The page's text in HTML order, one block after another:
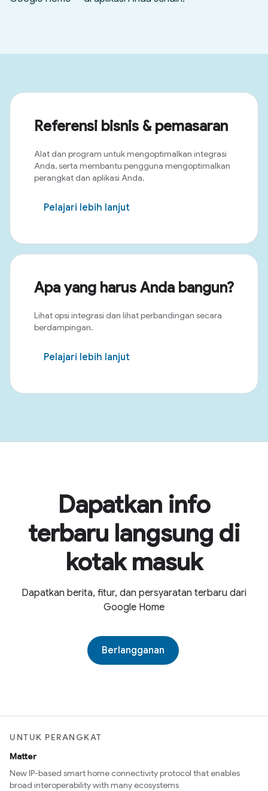
Referensi bisnis & pemasaran
Alat dan program untuk mengoptimalkan integrasi
Anda, serta membantu pengguna mengoptimalkan
perangkat dan aplikasi Anda.
Pelajari lebih lanjut
Apa yang harus Anda bangun?
Lihat opsi integrasi dan lihat perbandingan secara
berdampingan.
Pelajari lebih lanjut
Dapatkan info
terbaru langsung di
kotak masuk
Dapatkan berita, fitur, dan persyaratan terbaru dari
Google Home
Berlangganan
UNTUK PERANGKAT
Matter
New IP-based smart home connectivity protocol that enables
broad interoperability with many ecosystems